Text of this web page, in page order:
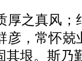
之真风；
彦，常怀
其垠。斯乃